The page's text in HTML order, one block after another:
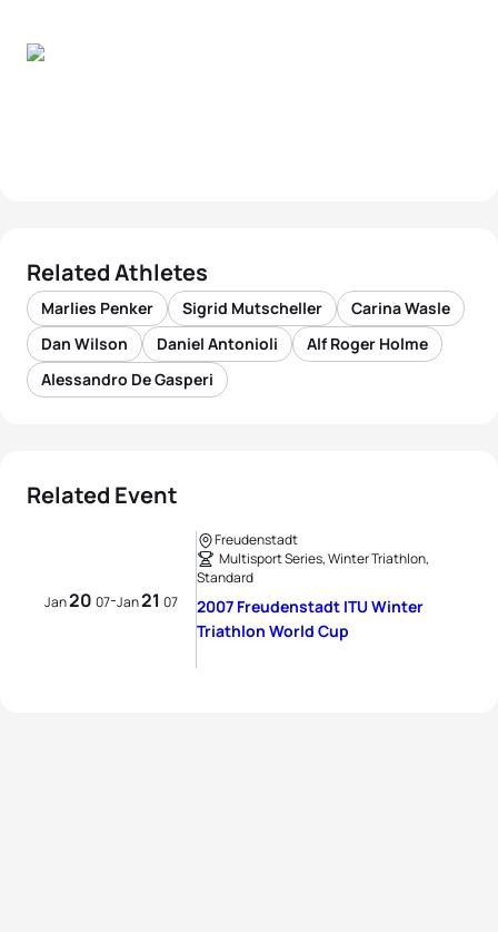
Related Athletes
Marlies Penker Sigrid Mutscheller
Carina Wasle
Dan Wilson
Daniel Antonioli
Alf Roger Holme
Alessandro De Gasperi
Related Event
Jan20 07-Jan21 07
Freudenstadt
Multisport Series, Winter Triathlon,
Standard
2007 Freudenstadt ITU Winter
Triathlon World Cup